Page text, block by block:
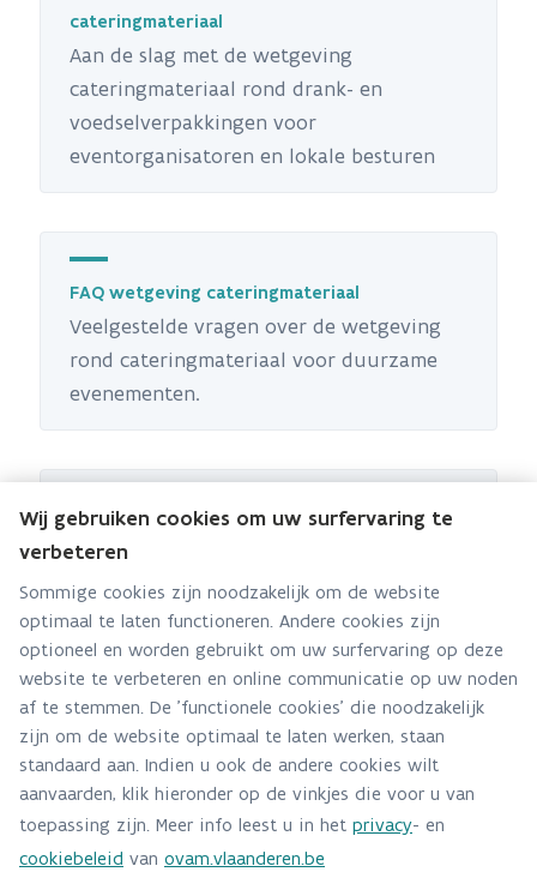
cateringmateriaal
Aan de slag met de wetgeving
cateringmateriaal rond drank- en
voedselverpakkingen voor
eventorganisatoren en lokale besturen
FAQ wetgeving cateringmateriaal
Veelgestelde vragen over de wetgeving
rond cateringmateriaal voor duurzame
evenementen.
Praktijkvoorbeelden wetgeving
cateringmateriaal
Deze organisaties inspireren ongetwijfeld.
Ze tonen hoe zij de theorie -lees
wetgeving- omgezet hebben in praktijk .
Handhaving op de wetgeving
cateringmateriaal
Wie handhaaft welk evenement en hoe?
Wij gebruiken cookies om uw surfervaring te
verbeteren
Sommige cookies zijn noodzakelijk om de website
optimaal te laten functioneren. Andere cookies zijn
optioneel en worden gebruikt om uw surfervaring op deze
website te verbeteren en online communicatie op uw noden
af te stemmen. De 'functionele cookies' die noodzakelijk
zijn om de website optimaal te laten werken, staan
standaard aan. Indien u ook de andere cookies wilt
aanvaarden, klik hieronder op de vinkjes die voor u van
toepassing zijn. Meer info leest u in het privacy- en
cookiebeleid van ovam.vlaanderen.be